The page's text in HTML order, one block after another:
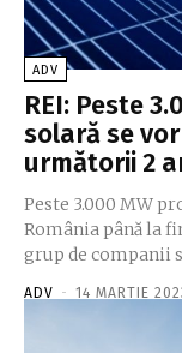
ADV
REI: Peste
solară se
următorii 2
Peste 3.000 MW
România până la
grup de companii
ADV - 14 MARTIE